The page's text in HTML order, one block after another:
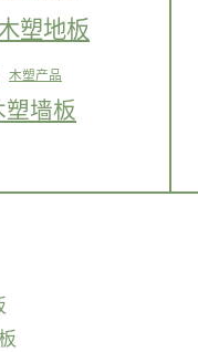
塑地板
木塑产品
塑墙板